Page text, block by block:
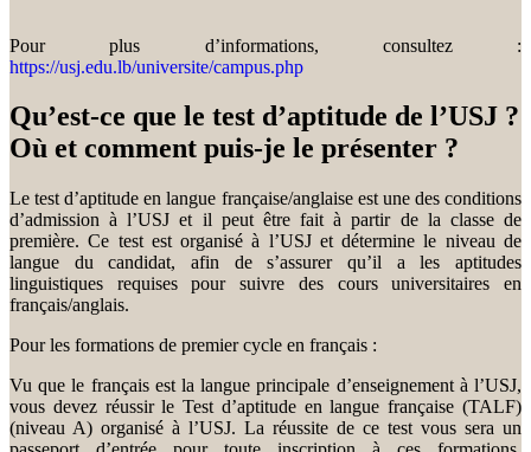
Pour plus d’informations, consultez :
https://usj.edu.lb/universite/campus.php
Qu’est-ce que le test d’aptitude de l’USJ ?
Où et comment puis-je le présenter ?
Le test d’aptitude en langue française/anglaise est une des conditions
d’admission à l’USJ et il peut être fait à partir de la classe de
première. Ce test est organisé à l’USJ et détermine le niveau de
langue du candidat, afin de s’assurer qu’il a les aptitudes
linguistiques requises pour suivre des cours universitaires en
français/anglais.
Pour les formations de premier cycle en français :
Vu que le français est la langue principale d’enseignement à l’USJ,
vous devez réussir le Test d’aptitude en langue française (TALF)
(niveau A) organisé à l’USJ. La réussite de ce test vous sera un